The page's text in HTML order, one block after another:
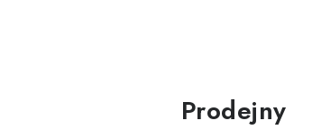
Prodejny